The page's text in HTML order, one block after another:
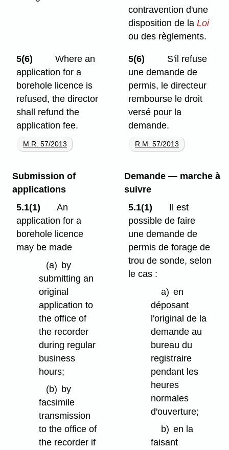
contravention d'une
disposition de laLoi
ou des règlements.
5(6)
Where an
application for a
borehole licence is
refused, the director
shall refund the
application fee.
M.R. 57/2013
5(6)
S'il refuse
une demande de
permis, le directeur
rembourse le droit
versé pour la
demande.
R.M. 57/2013
Submission of
applications
5.1(1)
An
application for a
borehole licence
may be made
(a) by
submitting an
original
application to
the office of
the recorder
during regular
business
hours;
(b) by
facsimile
transmission
to the office of
the recorder if
Demande — marche à
suivre
5.1(1)
Il est
possible de faire
une demande de
permis de forage de
trou de sonde, selon
le cas :
a) en
déposant
l'original de la
demande au
bureau du
registraire
pendant les
heures
normales
d'ouverture;
b) en la
faisant